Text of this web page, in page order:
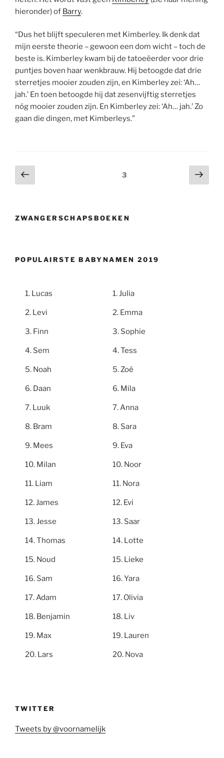
hieronder) of Barry.
“Dus het blijft speculeren met Kimberley. Ik denk dat
mijn eerste theorie – gewoon een dom wicht – toch de
beste is. Kimberley kwam bij de tatoeëerder voor drie
puntjes boven haar wenkbrauw. Hij betoogde dat drie
sterretjes mooier zouden zijn, en Kimberley zei: ‘Ah…
jah.’ En toen betoogde hij dat zesenvijftig sterretjes
nóg mooier zouden zijn. En Kimberley zei: ‘Ah… jah.’ Zo
gaan die dingen, met Kimberleys.”
Berichtnavigatie
Vorige
pagina
Pagina3
ZWANGERSCHAPSBOEKEN
POPULAIRSTE BABYNAMEN 2019
Lucas
Levi
Finn
Sem
Noah
Daan
Luuk
Bram
Mees
Milan
Liam
James
Jesse
Thomas
Noud
Sam
Adam
Benjamin
Max
Lars
Julia
Emma
Sophie
Tess
Zoë
Mila
Anna
Sara
Eva
Noor
Nora
Evi
Saar
Lotte
Lieke
Yara
Olivia
Liv
Lauren
Nova
TWITTER
Tweets by @voornamelijk